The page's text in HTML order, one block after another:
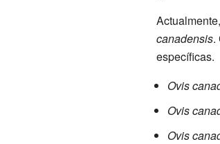
canadensis.
específicas.
Ovis
Ovis
Ovis